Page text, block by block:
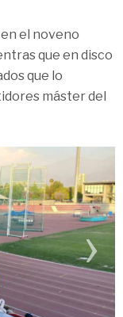
en el noveno
que en disco
que lo
máster del
›